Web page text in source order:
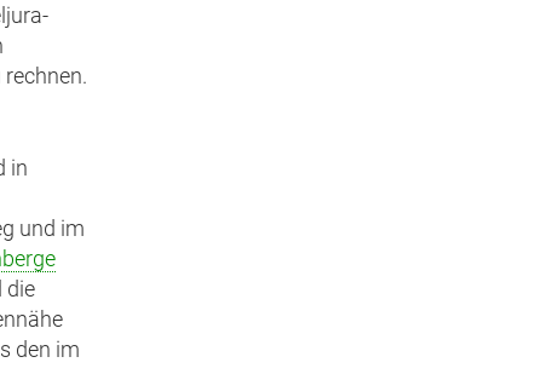
in
und im
die
den im